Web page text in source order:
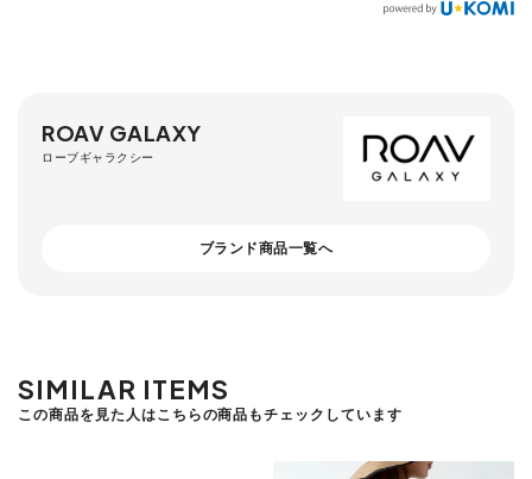
ROAV GALAXY
ローブギャラクシー
ブランド商品一覧へ
SIMILAR ITEMS
この商品を見た人はこちらの商品もチェックしています